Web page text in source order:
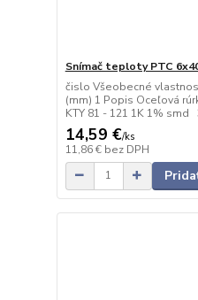
Snímač teploty PTC
čislo Všeobecné
(mm) 1 Popis Oceľová
KTY 81 - 121 1K 1% smd
14,59 €/ks
11,86 € bez DPH